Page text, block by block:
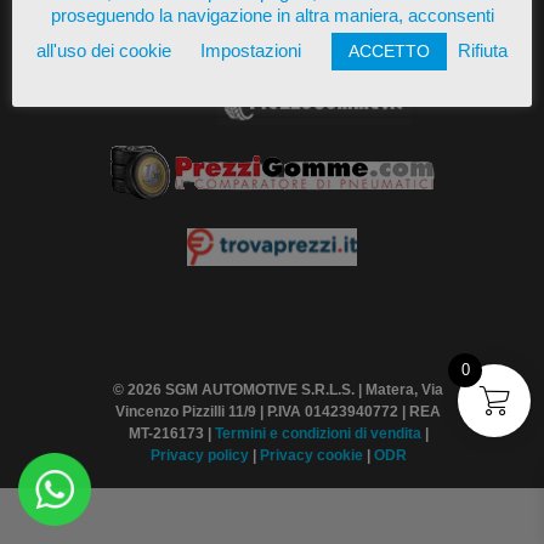
© 2026 SGM AUTOMOTIVE S.R.L.S. | Matera, Via
Vincenzo Pizzilli 11/9 | P.IVA 01423940772 | REA
MT-216173 |
Termini e condizioni di vendita
Privacy policy
Privacy cookie ODR
proseguendo la navigazione in altra maniera, acconsenti
all'uso dei cookie
Impostazioni ACCETTO Rifiuta
0